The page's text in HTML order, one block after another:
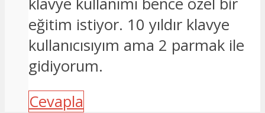
eğitim istiyor. 10 yıldır klavye
kullanıcısıyım ama 2 parmak ile
gidiyorum.
Cevapla